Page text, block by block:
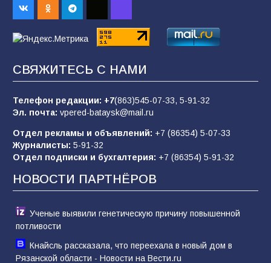
98 04.08.2026
пропагандистский вброс
«Слухами Москву не возьмёшь»: почему
заявления Киева о мобилизации — это
отчаяние, а не разведка
81 02.08.2026
СВЯЖИТЕСЬ С НАМИ
Телефон редакции: +7(863)545-07-33, 5-91-32
Эл. почта: vpered-bataysk@mail.ru
Отдел рекламы и объявлений: +7 (86354) 5-07-33
Журналисты: 5-91-32
Отдел подписки и бухгалтерия: +7 (86354) 5-91-32
НОВОСТИ ПАРТНЁРОВ
Ученые выявили генетическую причину повышенной
потливости
Кнайсль рассказала, что переехала в новый дом в
Рязанской области - Новости на Вести.ru